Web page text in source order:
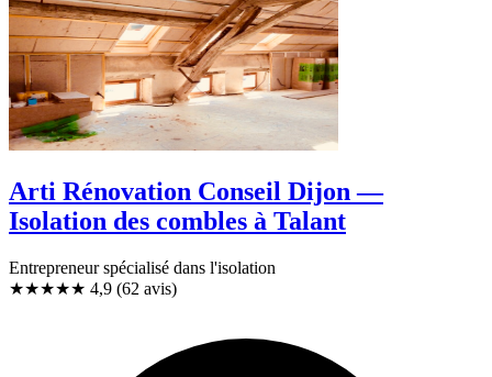
Arti Rénovation Conseil Dijon —
Isolation des combles à Talant
Entrepreneur spécialisé dans l'isolation
★★★★★ 4,9 (62 avis)